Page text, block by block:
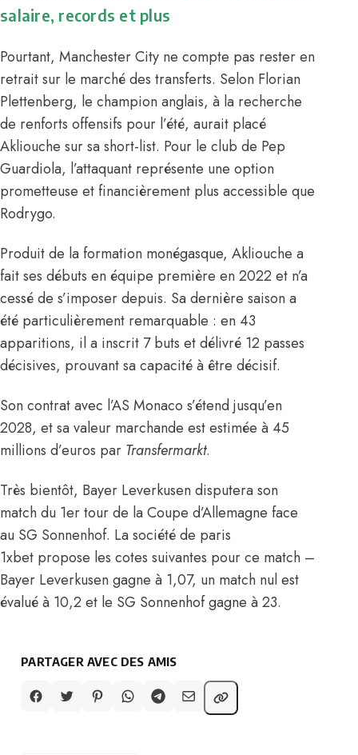
salaire, records et plus
Pourtant, Manchester City ne compte pas rester en
retrait sur le marché des transferts. Selon Florian
Plettenberg, le champion anglais, à la recherche
de renforts offensifs pour l’été, aurait placé
Akliouche sur sa short-list. Pour le club de Pep
Guardiola, l’attaquant représente une option
prometteuse et financièrement plus accessible que
Rodrygo.
Produit de la formation monégasque, Akliouche a
fait ses débuts en équipe première en 2022 et n’a
cessé de s’imposer depuis. Sa dernière saison a
été particulièrement remarquable : en 43
apparitions, il a inscrit 7 buts et délivré 12 passes
décisives, prouvant sa capacité à être décisif.
Son contrat avec l’AS Monaco s’étend jusqu’en
2028, et sa valeur marchande est estimée à 45
millions d’euros par Transfermarkt.
Très bientôt, Bayer Leverkusen disputera son
match du 1er tour de la Coupe d’Allemagne face
au SG Sonnenhof. La société de paris
1xbet propose les cotes suivantes pour ce match –
Bayer Leverkusen gagne à 1,07, un match nul est
évalué à 10,2 et le SG Sonnenhof gagne à 23.
PARTAGER AVEC DES AMIS